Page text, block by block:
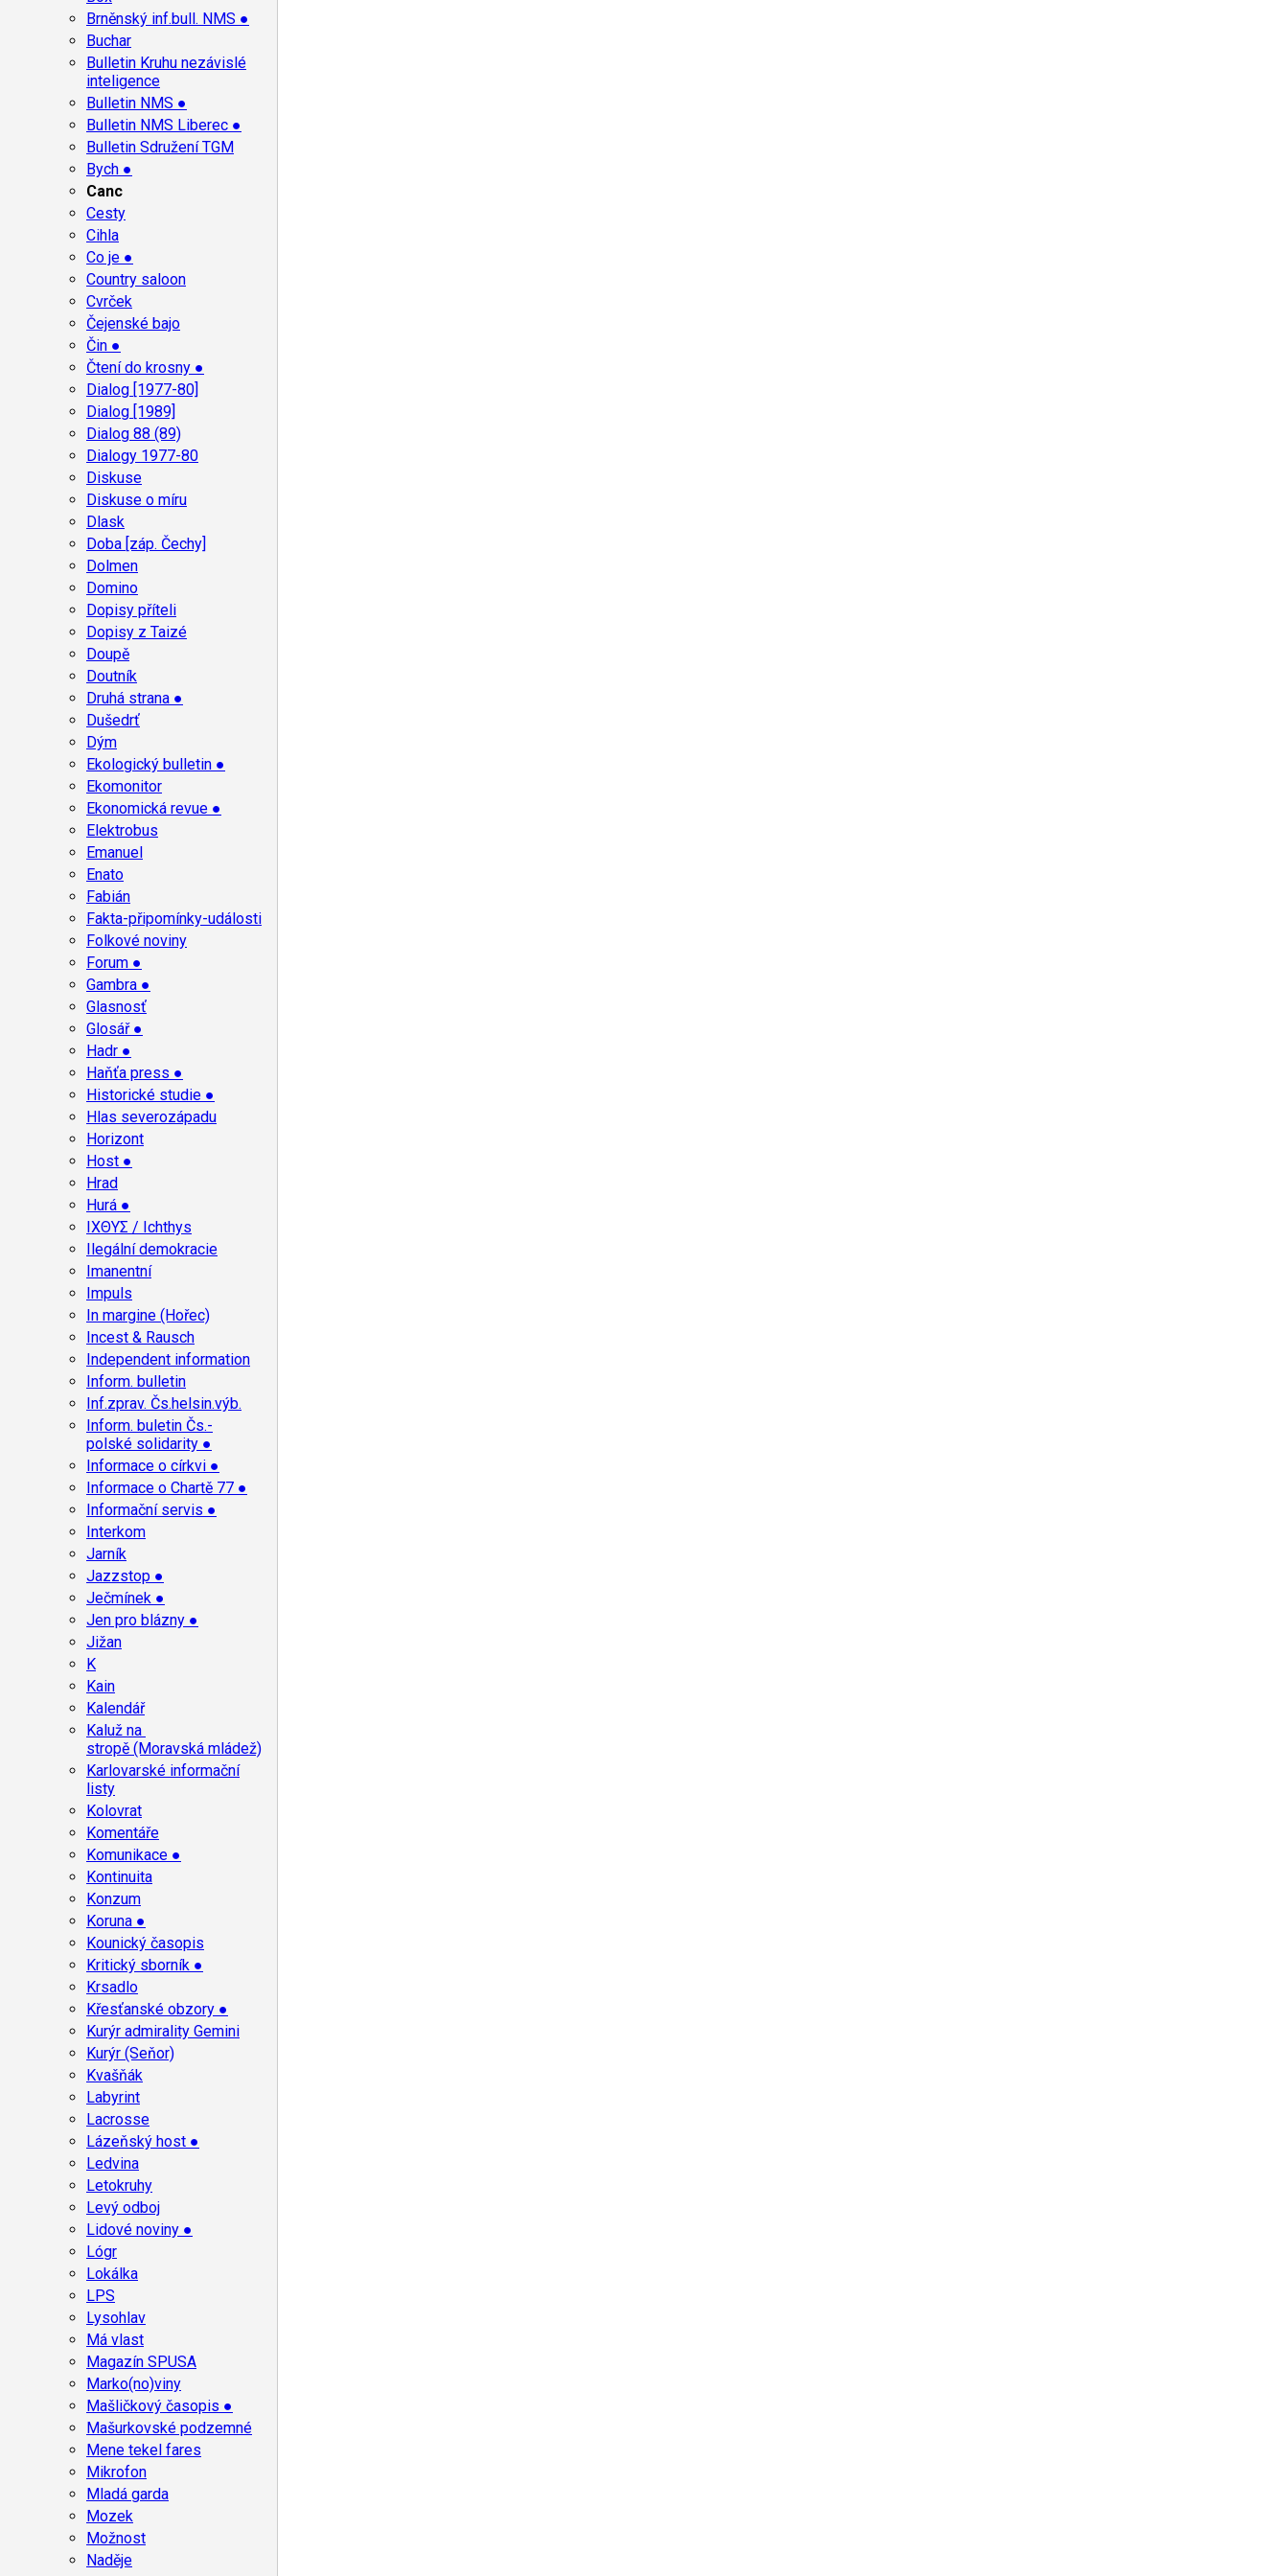
Brněnský inf.bull. NMS ●
Buchar
Bulletin Kruhu nezávislé
inteligence
Bulletin NMS ●
Bulletin NMS Liberec ●
Bulletin Sdružení TGM
Bych ●
Canc
Cesty
Cihla
Co je ●
Country saloon
Cvrček
Čejenské bajo
Čin ●
Čtení do krosny ●
Dialog [1977-80]
Dialog [1989]
Dialog 88 (89)
Dialogy 1977-80
Diskuse
Diskuse o míru
Dlask
Doba [záp. Čechy]
Dolmen
Domino
Dopisy příteli
Dopisy z Taizé
Doupě
Doutník
Druhá strana ●
Dušedrť
Dým
Ekologický bulletin ●
Ekomonitor
Ekonomická revue ●
Elektrobus
Emanuel
Enato
Fabián
Fakta-připomínky-události
Folkové noviny
Forum ●
Gambra ●
Glasnosť
Glosář ●
Hadr ●
Haňťa press ●
Historické studie ●
Hlas severozápadu
Horizont
Host ●
Hrad
Hurá ●
ΙΧΘΥΣ / Ichthys
Ilegální demokracie
Imanentní
Impuls
In margine (Hořec)
Incest & Rausch
Independent information
Inform. bulletin
Inf.zprav. Čs.helsin.výb.
Inform. buletin Čs.-
polské solidarity ●
Informace o církvi ●
Informace o Chartě 77 ●
Informační servis ●
Interkom
Jarník
Jazzstop ●
Ječmínek ●
Jen pro blázny ●
Jižan
K
Kain
Kalendář
Kaluž na
stropě (Moravská mládež)
Karlovarské informační
listy
Kolovrat
Komentáře
Komunikace ●
Kontinuita
Konzum
Koruna ●
Kounický časopis
Kritický sborník ●
Krsadlo
Křesťanské obzory ●
Kurýr admirality Gemini
Kurýr (Seňor)
Kvašňák
Labyrint
Lacrosse
Lázeňský host ●
Ledvina
Letokruhy
Levý odboj
Lidové noviny ●
Lógr
Lokálka
LPS
Lysohlav
Má vlast
Magazín SPUSA
Marko(no)viny
Mašličkový časopis ●
Mašurkovské podzemné
Mene tekel fares
Mikrofon
Mladá garda
Mozek
Možnost
Naděje